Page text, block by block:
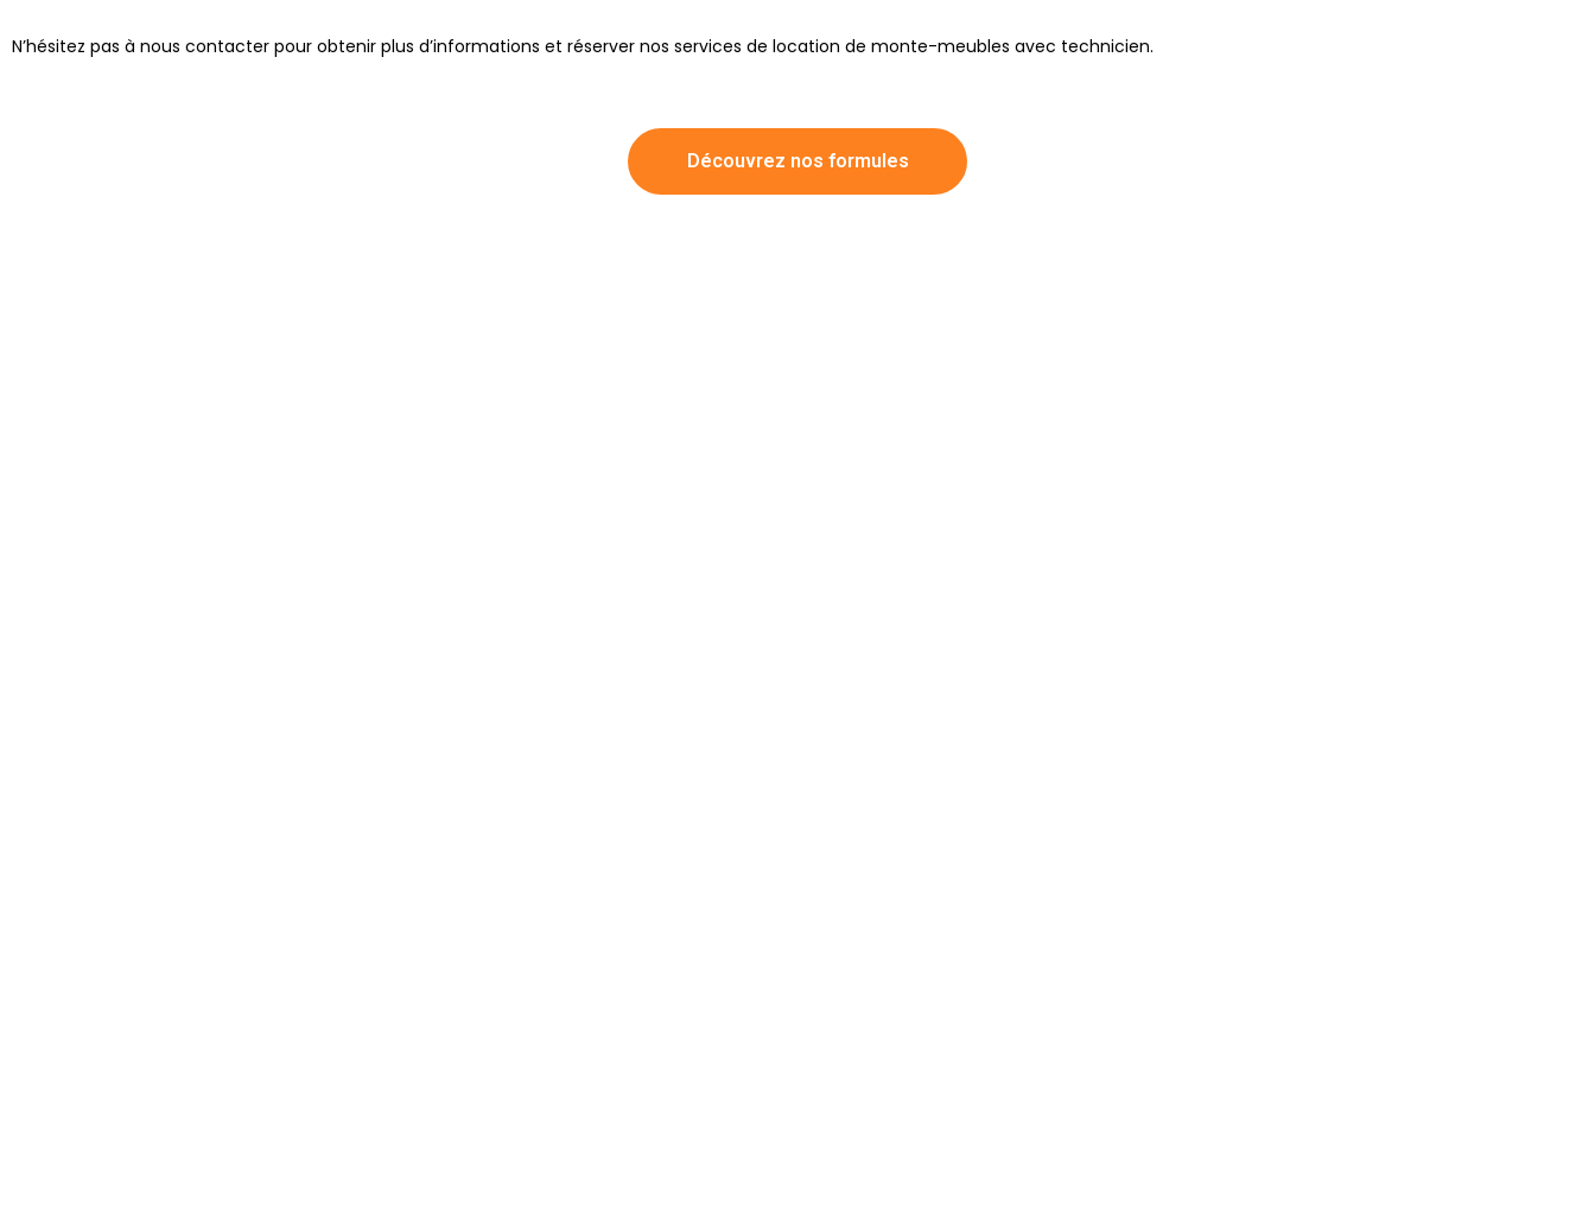
N’hésitez pas à nous contacter pour obtenir plus d’informations et réserver nos services de location de monte-meubles avec technicien.
Découvrez nos formules